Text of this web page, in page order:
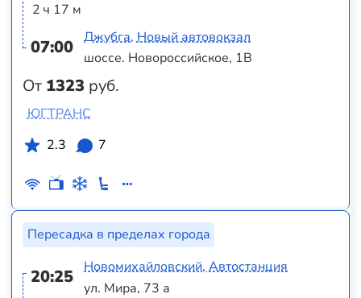
2 ч 17 м
07:00
От 1323 руб.
Джубга, Новый автовокзал
шоссе. Новороссийское, 1В
ЮГТРАНС
2.3
7
Пересадка в пределах города
20:25
Новомихайловский, Автостанция
ул. Мира, 73 а